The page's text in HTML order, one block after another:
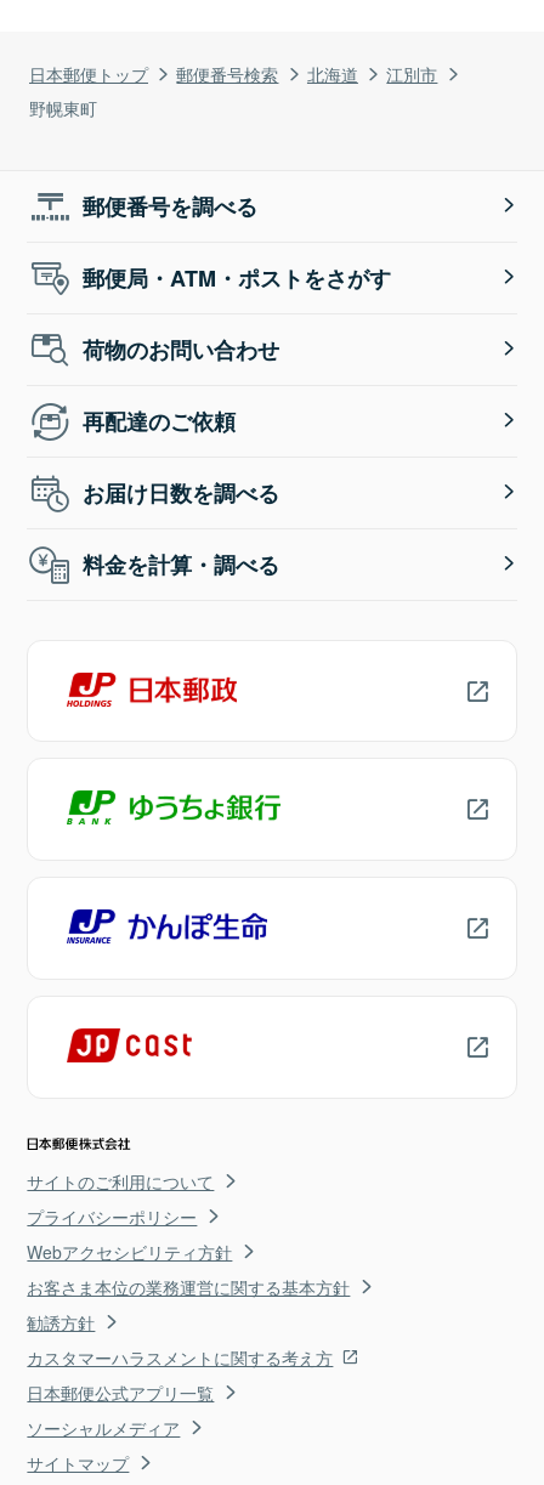
日本郵便トップ 郵便番号検索 北海道
江別市
野幌東町
郵便番号を調べる
郵便局・ATM・ポストをさがす
荷物のお問い合わせ
再配達のご依頼
お届け日数を調べる
料金を計算・調べる
サイトのご利用について
プライバシーポリシー
Webアクセシビリティ方針
お客さま本位の業務運営に関する基本方針
勧誘方針
カスタマーハラスメントに関する考え方
日本郵便公式アプリ一覧
ソーシャルメディア
サイトマップ